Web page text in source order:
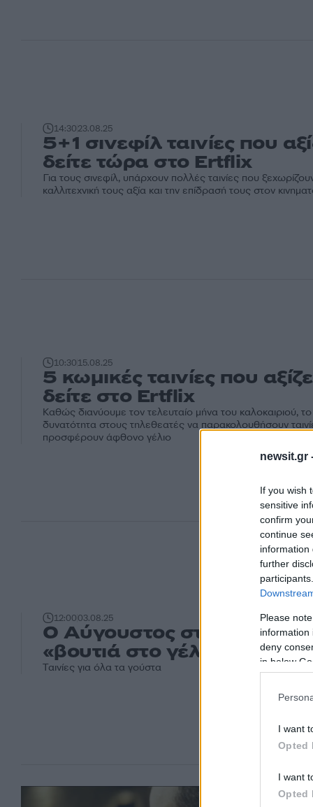
newsit.gr
If you wish
sensitive
confirm
continue
information
further
Please
information
deny
in below
I want
Opted
I want
Opted
14:3023.08.25
5+1 σινεφίλ ταινίες που
δείτε τώρα στο Ertflix
Για τους σινεφίλ, υπάρχουν πολλές ταινίες που
καλλιτεχνική τους αξία και την επίδρασή τους στον
10:3015.08.25
5 κωμικές ταινίες που
δείτε στο Ertflix
Καθώς διανύουμε τον τελευταίο μήνα του καλοκαιριού, το
δυνατότητα στους τηλεθεατές να παρακολουθήσουν
προσφέρουν άφθονο γέλιο
12:0003.08.25
Ο Αύγουστος στο ERTFLIX
«βουτιά στο γέλιο»
Ταινίες για όλα τα γούστα